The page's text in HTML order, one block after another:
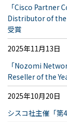
「Cisco Partner
Distributor of the
受賞
2025年11月13日
「Nozomi
Reseller of the
2025年10月20日
シスコ社主催「第